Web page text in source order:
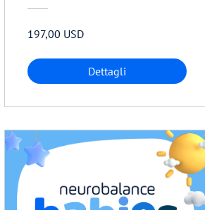
197,00 USD
Dettagli